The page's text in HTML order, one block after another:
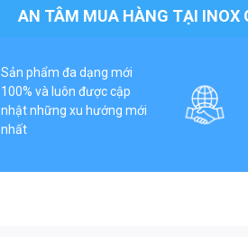
AN TÂM MUA HÀNG TẠI INOX
Sản phẩm đa dạng mới
100% và luôn được cập
nhật những xu hướng mới
nhất